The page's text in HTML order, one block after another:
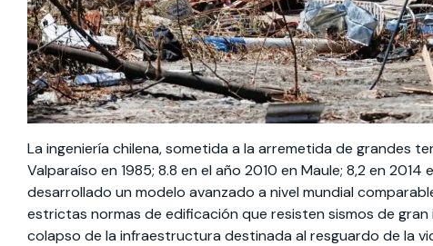
La ingeniería chilena, sometida a la arremetida de grandes
Valparaíso en 1985; 8.8 en el año 2010 en Maule; 8,2 en
desarrollado un modelo avanzado a nivel mundial
estrictas normas de edificación que resisten sismos de
colapso de la infraestructura destinada al resguardo de la